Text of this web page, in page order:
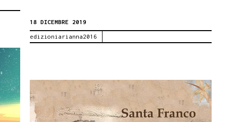
singolare.
Liceo
Umberto
18 DICEMBRE 2019
edizioniarianna2016